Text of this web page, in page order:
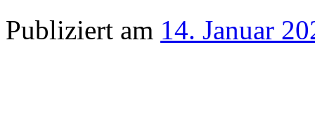
Publiziert am 14. Januar